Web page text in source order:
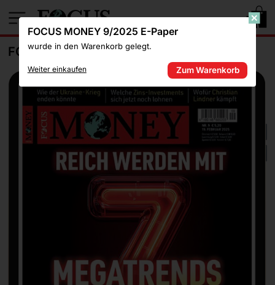
FOCUS MONEY 9/2025 E-Paper
wurde in den Warenkorb gelegt.
Weiter einkaufen Zum Warenkorb
1
FOCUS MONEY 9/2025 E-PAPER